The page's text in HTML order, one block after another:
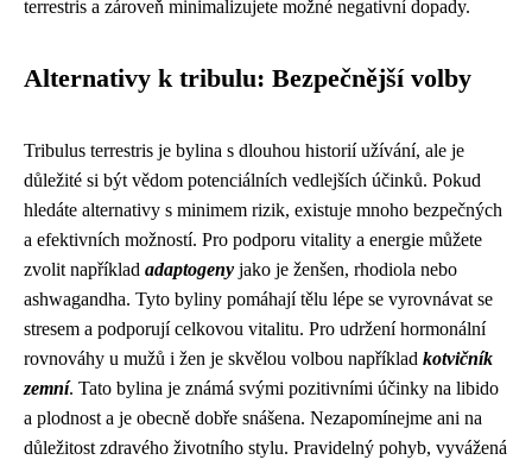
terrestris a zároveň minimalizujete možné negativní dopady.
Alternativy k tribulu: Bezpečnější volby
Tribulus terrestris je bylina s dlouhou historií užívání, ale je
důležité si být vědom potenciálních vedlejších účinků. Pokud
hledáte alternativy s minimem rizik, existuje mnoho bezpečných
a efektivních možností. Pro podporu vitality a energie můžete
zvolit například adaptogeny jako je ženšen, rhodiola nebo
ashwagandha. Tyto byliny pomáhají tělu lépe se vyrovnávat se
stresem a podporují celkovou vitalitu. Pro udržení hormonální
rovnováhy u mužů i žen je skvělou volbou například kotvičník
zemní. Tato bylina je známá svými pozitivními účinky na libido
a plodnost a je obecně dobře snášena. Nezapomínejme ani na
důležitost zdravého životního stylu. Pravidelný pohyb, vyvážená